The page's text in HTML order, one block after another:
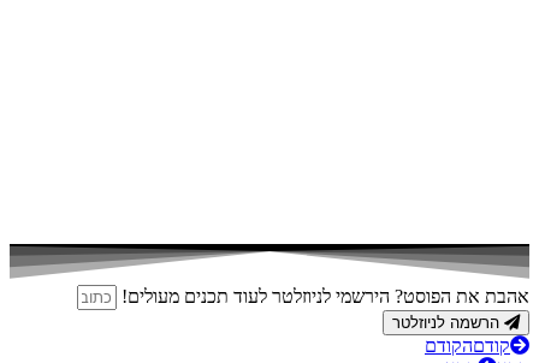
אהבת את הפוסט? הירשמי לניוזלטר לעוד תכנים מעולים!
הרשמה לניוזלטר
קודםהקודם